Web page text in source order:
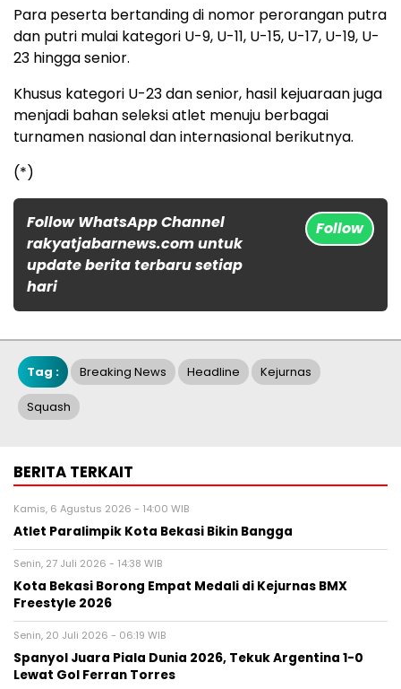
Para peserta bertanding di nomor perorangan putra
dan putri mulai kategori U-9, U-11, U-15, U-17, U-19, U-
23 hingga senior.
Khusus kategori U-23 dan senior, hasil kejuaraan juga
menjadi bahan seleksi atlet menuju berbagai
turnamen nasional dan internasional berikutnya.
(*)
Follow WhatsApp Channel
rakyatjabarnews.com untuk
update berita terbaru setiap
hari
Follow
Tag : Breaking News Headline Kejurnas
Squash
BERITA TERKAIT
Kamis, 6 Agustus 2026 - 14:00 WIB
Atlet Paralimpik Kota Bekasi Bikin Bangga
Senin, 27 Juli 2026 - 14:38 WIB
Kota Bekasi Borong Empat Medali di Kejurnas BMX
Freestyle 2026
Senin, 20 Juli 2026 - 06:19 WIB
Spanyol Juara Piala Dunia 2026, Tekuk Argentina 1-0
Lewat Gol Ferran Torres